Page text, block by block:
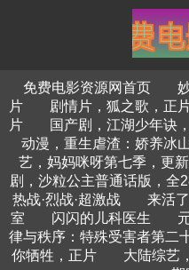
免费电影资源网首页
片
剧情片，狐之歌，正
片
国产剧，江湖少年诀
动漫，重生虐渣：娇养冰
艺，妈妈咪呀第七季，更
剧，沙粒公主普通话版，全
热战·烈战·超激战
来活
室
闪闪的儿科医生
律与秩序：特殊受害者第二
你牺牲，正片
大陆综艺